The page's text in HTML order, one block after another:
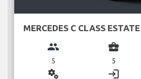
MERCEDES C CLASS ESTATE
group
5
business_center
5
miscellaneous_services login